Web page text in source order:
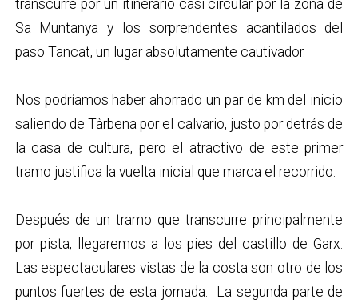
transcurre por un itinerario casi circular por la zona de
Sa Muntanya y los sorprendentes acantilados del
paso Tancat, un lugar absolutamente cautivador.
Nos podríamos haber ahorrado un par de km del inicio
saliendo de Tàrbena por el calvario, justo por detrás de
la casa de cultura, pero el atractivo de este primer
tramo justifica la vuelta inicial que marca el recorrido.
Después de un tramo que transcurre principalmente
por pista, llegaremos a los pies del castillo de Garx.
Las espectaculares vistas de la costa son otro de los
puntos fuertes de esta jornada. La segunda parte de